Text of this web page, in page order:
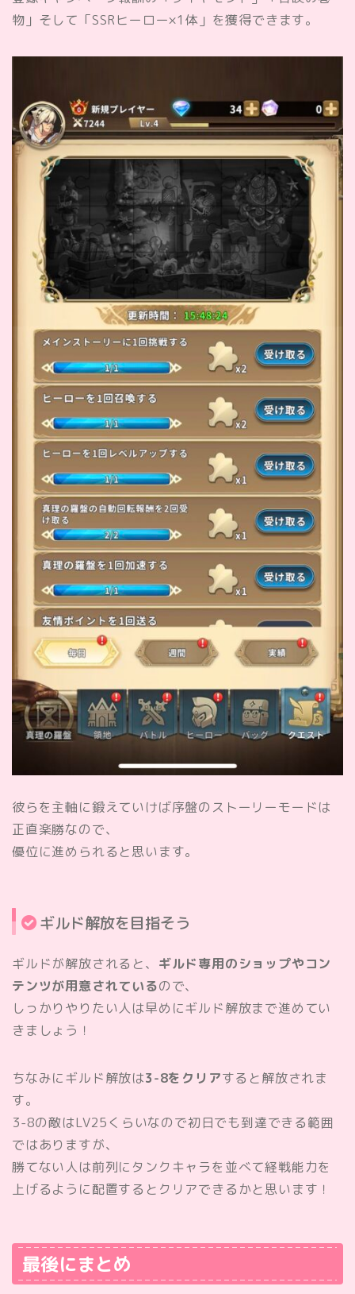
物」 そして 「SSRヒーロー×1体」 を獲得できます。
彼らを主軸に鍛えていけば序盤のストーリーモードは
正直楽勝なので、
優位に進められると思います。
ギルド解放を目指そう
ギルドが解放されると、 ギルド専用のショップやコン
テンツが用意されているので、
しっかりやりたい人は早めにギルド解放まで進めてい
きましょう！
ちなみにギルド解放は3-8をクリアすると解放されま
す。
3-8の敵はLV25くらいなので初日でも到達できる範囲
ではありますが、
勝てない人は前列にタンクキャラを並べて経戦能力を
上げるように配置するとクリアできるかと思います！
最後にまとめ